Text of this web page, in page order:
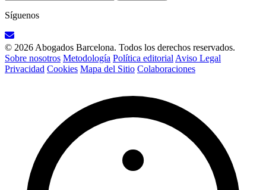
Síguenos
© 2026 Abogados Barcelona. Todos los derechos reservados.
Sobre nosotros Metodología Política editorial Aviso Legal
Privacidad Cookies Mapa del Sitio Colaboraciones